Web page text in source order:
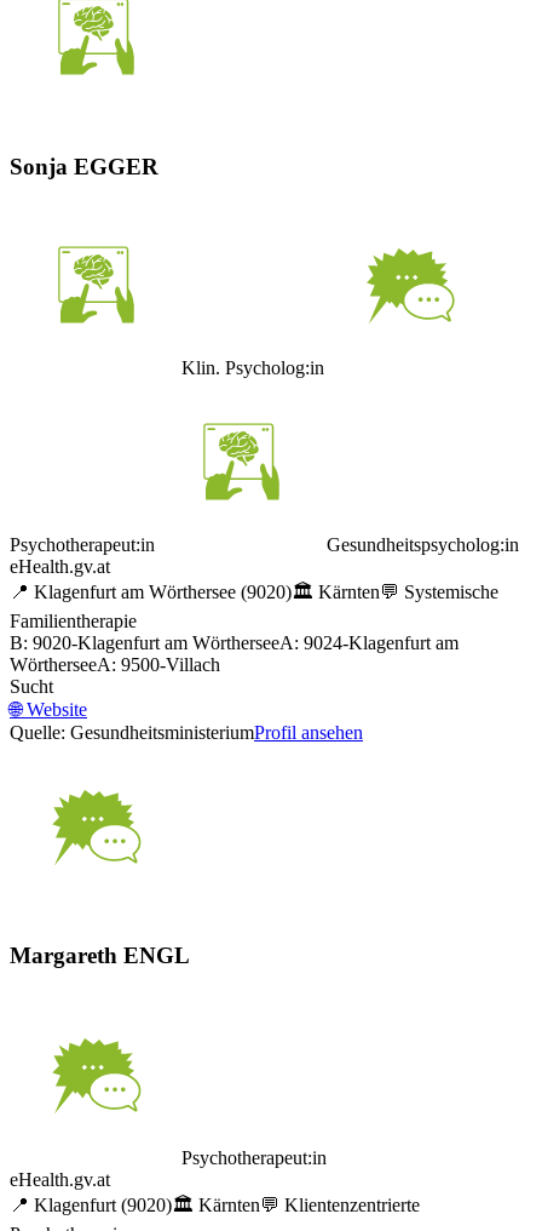
Sonja EGGER
Klin. Psycholog:in
Psychotherapeut:in
Gesundheitspsycholog:in
eHealth.gv.at
📍 Klagenfurt am Wörthersee (9020)🏛️ Kärnten💬 Systemische
Familientherapie
B: 9020-Klagenfurt am WörtherseeA: 9024-Klagenfurt am
WörtherseeA: 9500-Villach
Sucht
🌐Website
Quelle: GesundheitsministeriumProfil ansehen
Margareth ENGL
Psychotherapeut:in
eHealth.gv.at
📍 Klagenfurt (9020)🏛️ Kärnten💬 Klientenzentrierte